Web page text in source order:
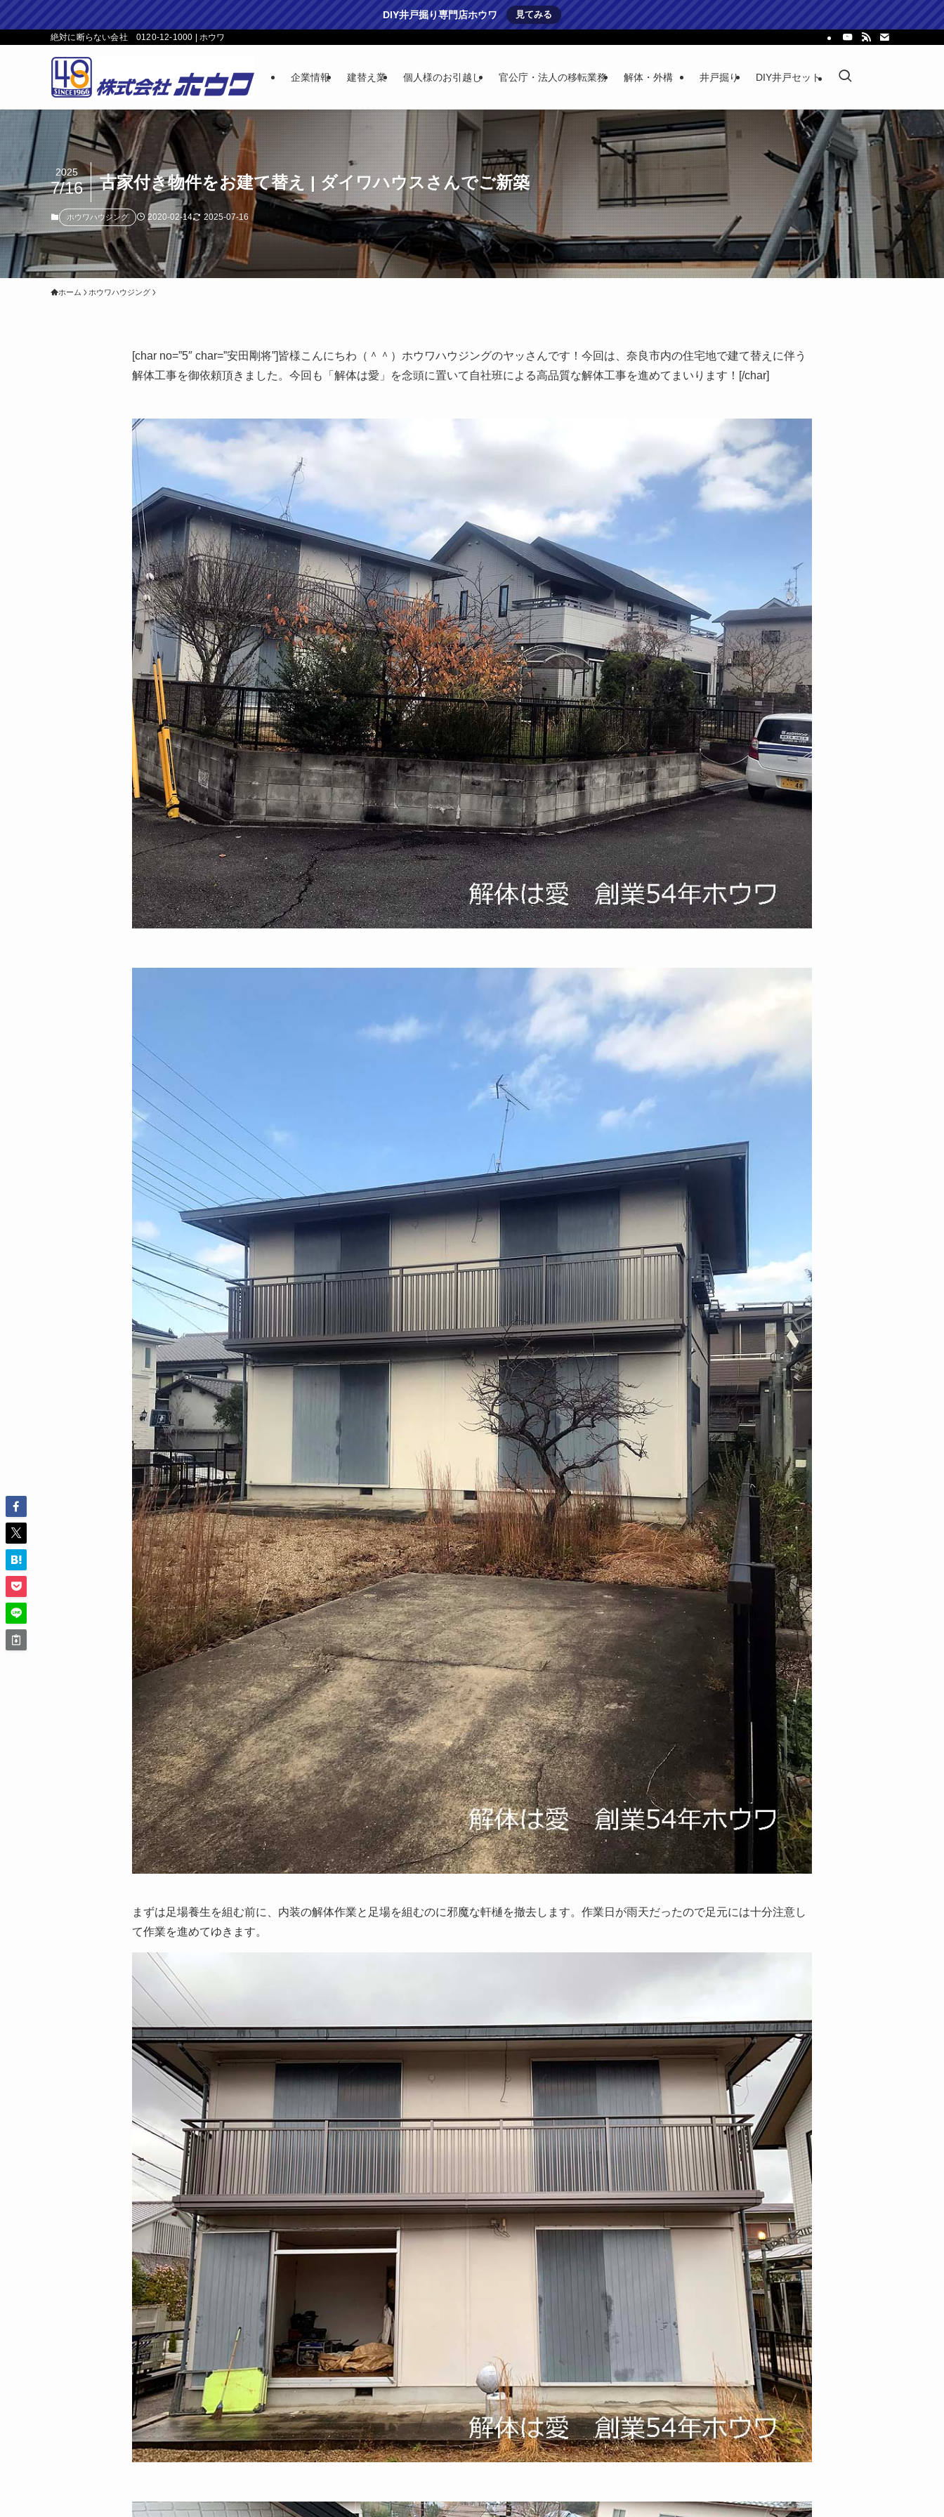
DIY井戸掘り専門店ホウワ 見てみる
絶対に断らない会社 0120-12-1000 | ホウワ
企業情報 建替え業 個人様のお引越し 官公庁・法人の移転業務 解体・外構 井戸掘り DIY井戸セット
古家付き物件をお建て替え | ダイワハウスさんでご新築
2025
7/16
ホウワハウジング 2020-02-14 2025-07-16
ホーム ホウワハウジング
[char no=”5″ char=”安田剛将”]皆様こんにちわ（＾＾）ホウワハウジングのヤッさんです！今回は、奈良市内の住宅地で建て替えに伴う
解体工事を御依頼頂きました。今回も「解体は愛」を念頭に置いて自社班による高品質な解体工事を進めてまいります！[/char]
まずは足場養生を組む前に、内装の解体作業と足場を組むのに邪魔な軒樋を撤去します。作業日が雨天だったので足元には十分注意し
て作業を進めてゆきます。